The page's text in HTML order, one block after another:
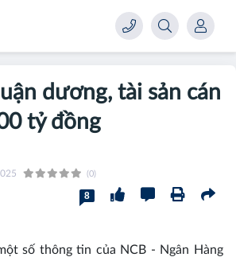
dương, tài sản cán
tỷ đồng
(0)
8
số thông tin của NCB - Ngân Hàng